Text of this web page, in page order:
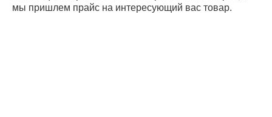
мы пришлем прайс на интересующий вас товар.